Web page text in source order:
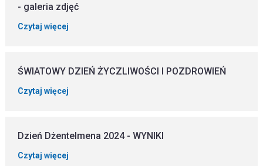
- galeria zdjęć
Czytaj więcej
ŚWIATOWY DZIEŃ ŻYCZLIWOŚCI I POZDROWIEŃ
Czytaj więcej
Dzień Dżentelmena 2024 - WYNIKI
Czytaj więcej